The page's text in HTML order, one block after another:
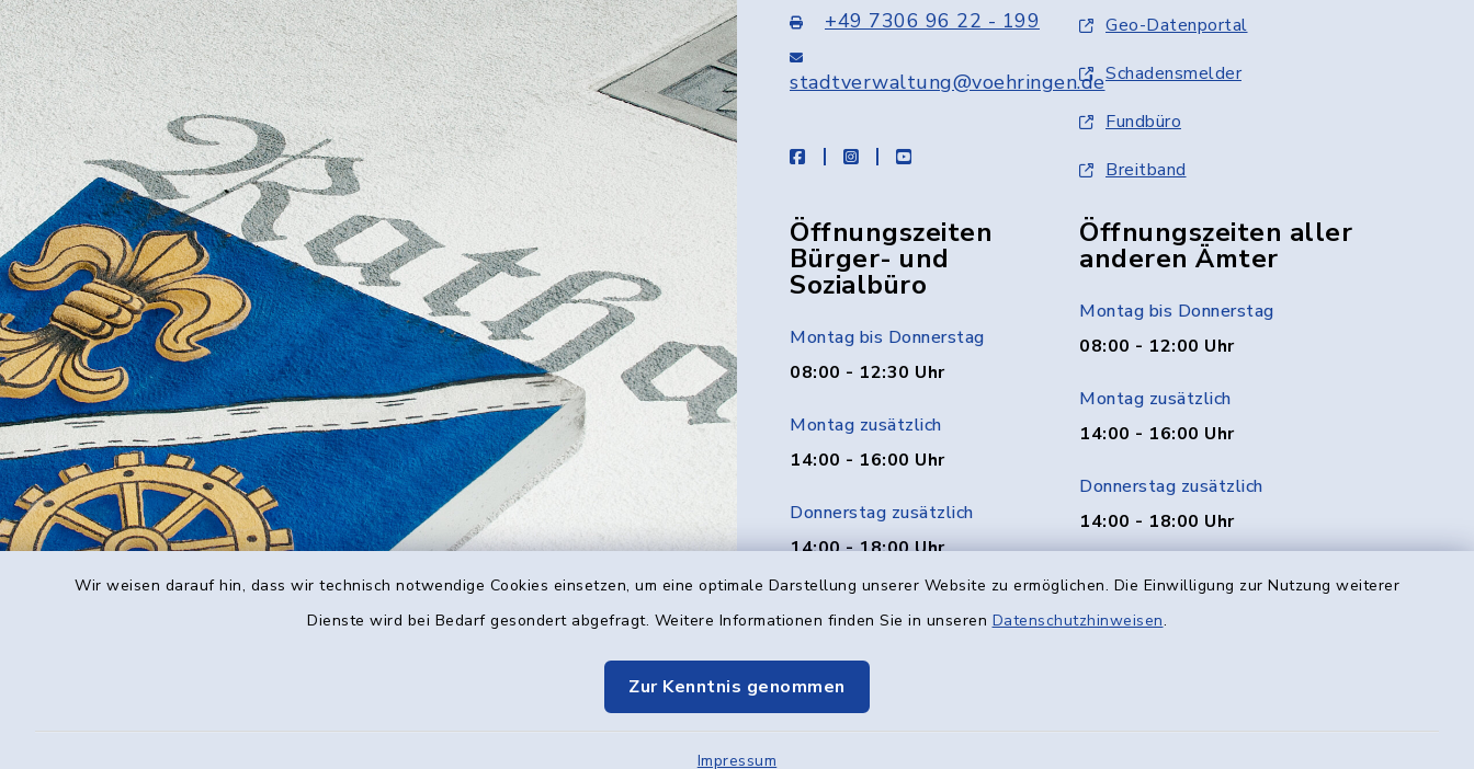
Wir weisen darauf hin, dass wir technisch notwendige Cookies einsetzen, um eine optimale Darstellung unserer Website zu ermöglichen. Die Einwilligung zur Nutzung weiterer
Dienste wird bei Bedarf gesondert abgefragt. Weitere Informationen finden Sie in unseren Datenschutzhinweisen.
Zur Kenntnis genommen
Impressum
+49 7306 96 22 - 199
stadtverwaltung@voehringen.de
facebookinstagramyoutube
Geo-Datenportal
Schadensmelder
Fundbüro
Breitband
Öffnungszeiten
Bürger- und
Sozialbüro
Montag bis Donnerstag
08:00 - 12:30 Uhr
Montag zusätzlich
14:00 - 16:00 Uhr
Donnerstag zusätzlich
14:00 - 18:00 Uhr
Öffnungszeiten aller
anderen Ämter
Montag bis Donnerstag
08:00 - 12:00 Uhr
Montag zusätzlich
14:00 - 16:00 Uhr
Donnerstag zusätzlich
14:00 - 18:00 Uhr
Freitag
08:00 - 12:00 Uhr